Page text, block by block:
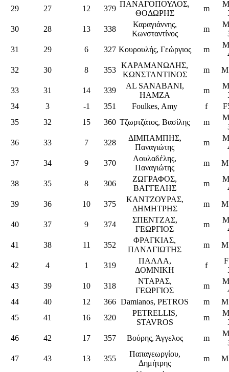
29
27 12 379
ΠΑΝΑΓΟΠΟΥΛΟΣ,
ΘΟΔΩΡΗΣ
m
30
28 13 338
Καραγιάννης,
Κωνσταντίνος
m
31
29 6 327 Κουρουλής, Γεώργιος m
32
30 8 353
ΚΑΡΑΜΑΝΩΛΗΣ,
ΚΩΝΣΤΑΝΤΙΝΟΣ
m
33 31 14 339
AL SANABANI,
HAMZA
m
34
3 -1 351 Foulkes, Amy f
35
32 15 360 Τζωρτζάτος, Βασίλης m
36
33 7 328
ΔΙΜΠΑΜΠΗΣ,
Παναγιώτης
m
37
34 9 370
Λουλαδέλης,
Παναγιώτης
m
38 35 8 306
ΖΩΓΡΑΦΟΣ,
ΒΑΓΓΕΛΗΣ
m
39
36 10 375
ΚΑΝΤΖΟΥΡΑΣ,
ΔΗΜΗΤΡΗΣ
m
40 37 9 374
ΣΠΕΝΤΖΑΣ,
ΓΕΩΡΓΙΟΣ
m
41
38 11 352
ΦΡΑΓΚΙΑΣ,
ΠΑΝΑΓΙΩΤΗΣ
m
42 4 1 319
ΠΑΛΛΑ,
ΔΟΜΝΙΚΗ
f
43
39 10 318
ΝΤΑΡΑΣ,
ΓΕΩΡΓΙΟΣ
m
44
40 12 366 Damianos, PETROS m
45
41 16 320
PETRELLIS,
STAVROS
m
46
42 17 357 Βούρης, Άγγελος m
47
43 13 355
Παπαγεωργίου,
Δημήτρης
m